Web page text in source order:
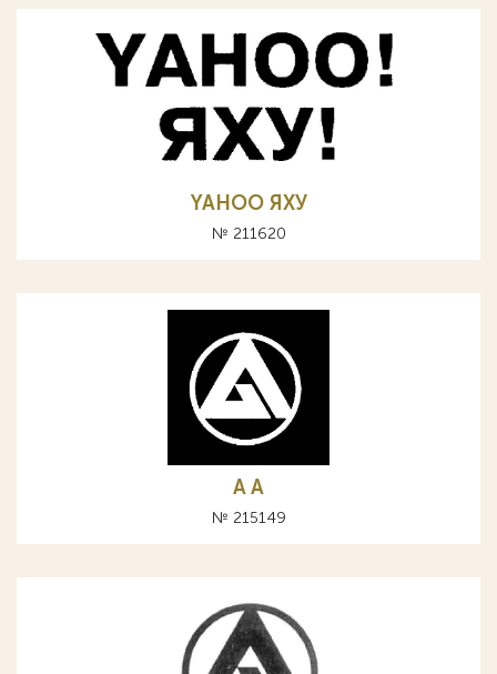
YAHOO ЯХУ
№ 211620
A А
№ 215149